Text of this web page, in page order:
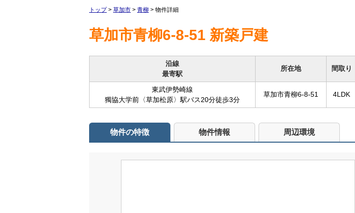
トップ> 草加市 > 青柳 > 物件詳細
草加市青柳6-8-51 新築戸建
沿線
最寄駅
所在地 間取り
東武伊勢崎線
獨協大学前〈草加松原〉駅バス20分徒歩3分
草加市青柳6-8-51 4LDK
物件の特徴 物件情報 周辺環境